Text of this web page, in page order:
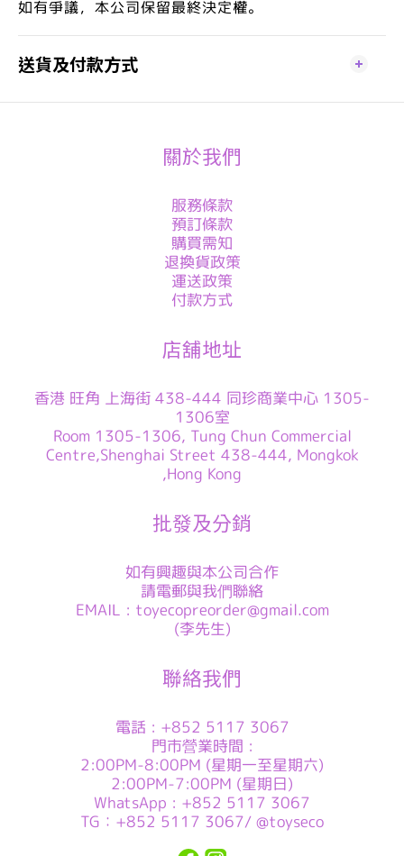
如有爭議，本公司保留最終決定權。
送貨及付款方式
關於我們
服務條款
預訂條款
購買需知
退換貨政策
運送政策
付款方式
店舖地址
香港 旺角 上海街 438-444 同珍商業中心 1305-
1306室
Room 1305-1306, Tung Chun Commercial
Centre,Shenghai Street 438-444, Mongkok
,Hong Kong
批發及分銷
如有興趣與本公司合作
請電郵與我們聯絡
EMAIL : toyecopreorder@gmail.com
(李先生)
聯絡我們
電話 : +852 5117 3067
門市營業時間 :
2:00PM-8:00PM (星期一至星期六)
2:00PM-7:00PM (星期日)
WhatsApp : +852 5117 3067
TG：+852 5117 3067/ @toyseco